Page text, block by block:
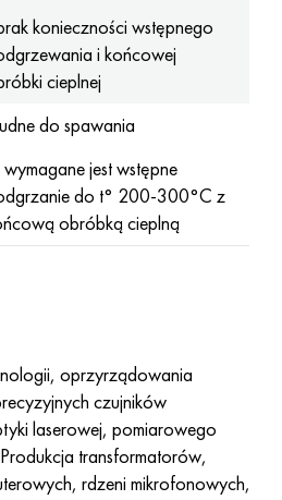
konieczności wstępnego
i końcowej
cieplnej
do spawania
jest wstępne
do t° 200-300°С z
obróbką cieplną
oprzyrządowania
czujników
laserowej, pomiarowego
transformatorów,
rdzeni mikrofonowych,